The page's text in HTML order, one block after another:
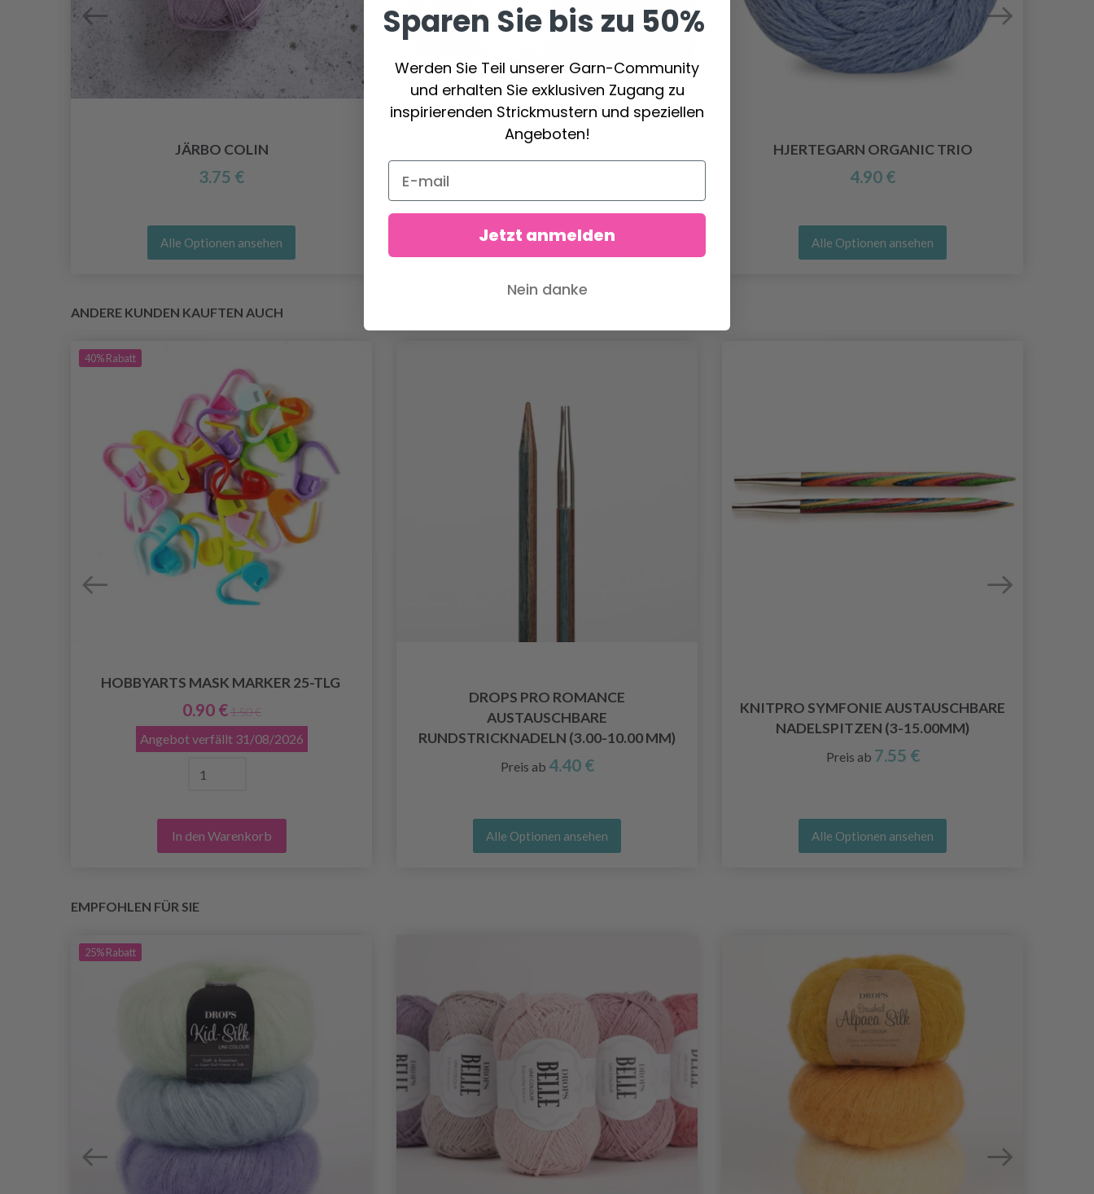
JÄRBO COLIN
3.75 €
Alle Optionen ansehen
DROPS BOMULL-LIN
Alle Optionen ansehen
HJERTEGARN ORGANIC TRIO
4.90 €
Alle Optionen ansehen
ANDERE KUNDEN KAUFTEN AUCH
40%Rabatt
HOBBYARTS MASK MARKER 25-TLG
0.90 € 1.50 €
Angebot verfällt 31/08/2026
In den Warenkorb
DROPS PRO ROMANCE
AUSTAUSCHBARE
RUNDSTRICKNADELN (3.00-10.00 MM)
Preis ab 4.40 €
Alle Optionen ansehen
KNITPRO SYMFONIE AUSTAUSCHBARE
NADELSPITZEN (3-15.00MM)
Preis ab 7.55 €
Alle Optionen ansehen
EMPFOHLEN FÜR SIE
25%Rabatt
Sparen Sie bis zu 50%
Werden Sie Teil unserer Garn-Community
und erhalten Sie exklusiven Zugang zu
inspirierenden Strickmustern und speziellen
Angeboten!
Jetzt anmelden
Nein danke